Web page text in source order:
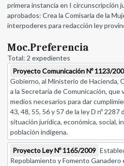
primera instancia en I circunscripción
aprobados: Crea la Comisaría de la
interpoderes para redacción ley
Moc.Preferencia
Total: 2 expedientes
Proyecto Comunicación Nº 1123/
Gobierno, al Ministerio de Hacienda,
a la Secretaría de Comunicación, que
medios necesarios para dar
43, 48, 55, 56 y 57 de la ley D nº
situación jurídica, económica, social,
población indígena.
Proyecto Ley Nº 1165/2009
Repoblamiento y Fomento Ganadero